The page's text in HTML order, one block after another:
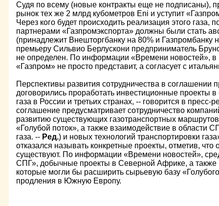
Судя по всему (новые контракты еще не подписаны),
рынок тех же 2 млрд кубометров Eni и уступит
Через кого будет происходить реализация этого газа,
партнерами «Газпромэкспорта» должны были стать
(принадлежит Внешторгбанку на 80% и Газпромбанку
премьеру Сильвио Берлускони предприниматель
не определен. По информации «Времени новостей», в
«Газпром» не просто представит, а согласует с
Перспективы развития сотрудничества в
договорились проработать инвестиционные проекты
газа в России и третьих странах, -- говорится в пресс-
соглашение предусматривает сотрудничество
развитию существующих газотранспортных
«Голубой поток», а также взаимодействие в области
газа. -- Ред.) и новых технологий транспортировки
отказался называть конкретные проекты, отметив, что
существуют. По информации «Времени новостей»,
СПГ», добычные проекты в Северной Африке, а также
которые могли бы расширить сырьевую базу
продления в Южную Европу.